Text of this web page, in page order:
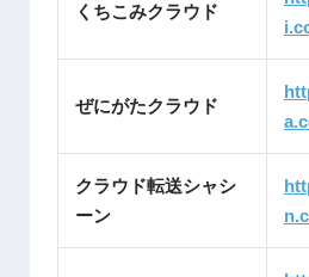
くちこみクラウド
ぜにがたクラウド
クラウド転送シャシ
ーン